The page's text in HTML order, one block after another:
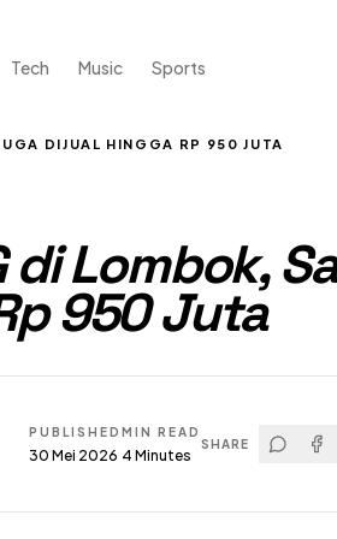
Tech Music Sports
DIJUAL HINGGA RP 950 JUTA
di Lombok,
950 Juta
PUBLISHED
30 Mei 2026
MIN READ
4 Minutes
SHARE